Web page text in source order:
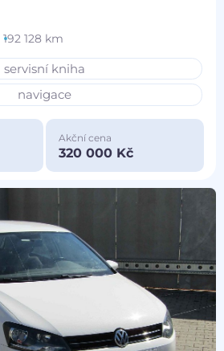
192 128 km
servisní kniha
navigace
Akční cena
320 000 Kč